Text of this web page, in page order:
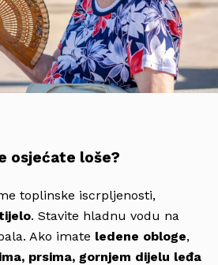
osjećate loše?
toplinske iscrpljenosti,
. Stavite hladnu vodu na
Ako imate ledene obloge,
prsima, gornjem dijelu leđa